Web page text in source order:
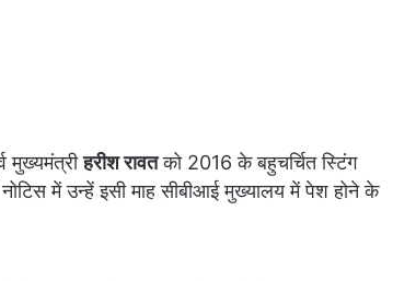
मुख्यमंत्रीहरीश रावतको 2016 के बहुचर्चित स्टिंग
में उन्हें इसी माह सीबीआई मुख्यालय में पेश होने के